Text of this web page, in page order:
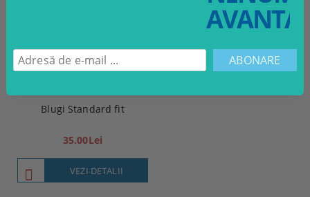
Blugi Standard fit
35.00Lei
VEZI DETALII